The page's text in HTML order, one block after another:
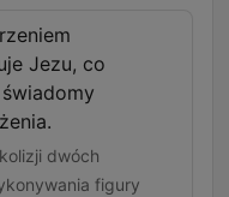
Jezu, co
dwóch
figury